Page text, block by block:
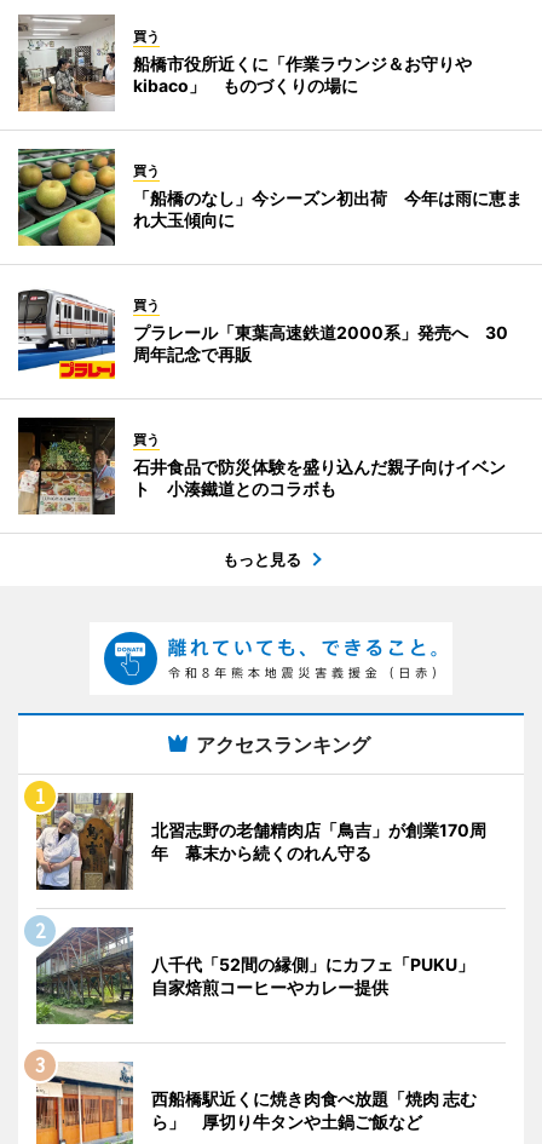
買う
船橋市役所近くに「作業ラウンジ＆お守りや
kibaco」 ものづくりの場に
買う
「船橋のなし」今シーズン初出荷 今年は雨に恵ま
れ大玉傾向に
買う
プラレール「東葉高速鉄道2000系」発売へ 30
周年記念で再販
買う
石井食品で防災体験を盛り込んだ親子向けイベン
ト 小湊鐵道とのコラボも
もっと見る
アクセスランキング
北習志野の老舗精肉店「鳥吉」が創業170周
年 幕末から続くのれん守る
八千代「52間の縁側」にカフェ「PUKU」
自家焙煎コーヒーやカレー提供
西船橋駅近くに焼き肉食べ放題「焼肉 志む
ら」 厚切り牛タンや土鍋ご飯など